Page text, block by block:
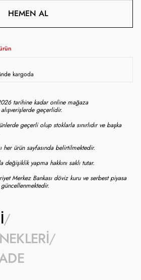
HEMEN AL
kargoda
tarihine kadar online mağaza
geçerlidir.
geçerli olup stoklarla sınırlıdır ve başka
her ürün sayfasında belirtilmektedir.
değişiklik yapma hakkını saklı tutar.
Merkez Bankası döviz kuru ve serbest piyasa